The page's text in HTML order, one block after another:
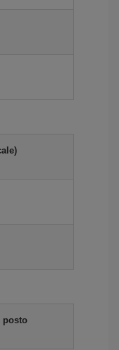
posto